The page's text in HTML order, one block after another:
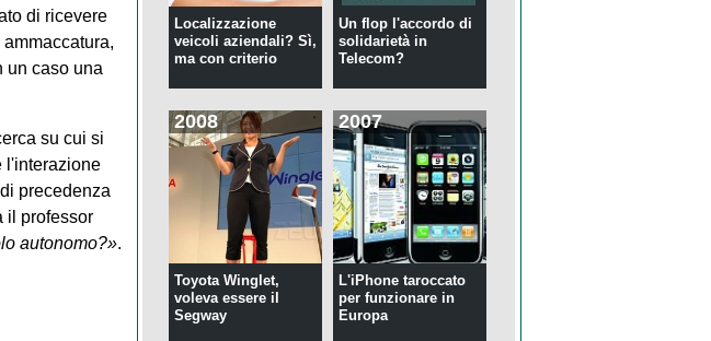
di ricevere
un caso una
su cui si
l'interazione
precedenza
il professor
autonomo?».
Localizzazione
veicoli aziendali? Sì,
ma con criterio
Un flop l'accordo di
solidarietà in
Telecom?
2008
Toyota Winglet,
voleva essere il
Segway
2007
L'iPhone taroccato
per funzionare in
Europa